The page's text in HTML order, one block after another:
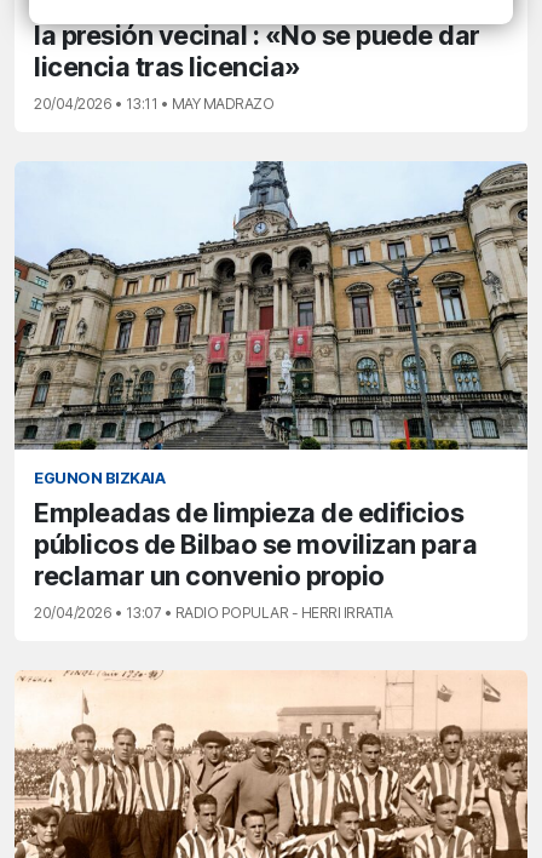
la presión vecinal : «No se puede dar
licencia tras licencia»
20/04/2026 • 13:11 • MAY MADRAZO
EGUNON BIZKAIA
Empleadas de limpieza de edificios
públicos de Bilbao se movilizan para
reclamar un convenio propio
20/04/2026 • 13:07 • RADIO POPULAR - HERRI IRRATIA